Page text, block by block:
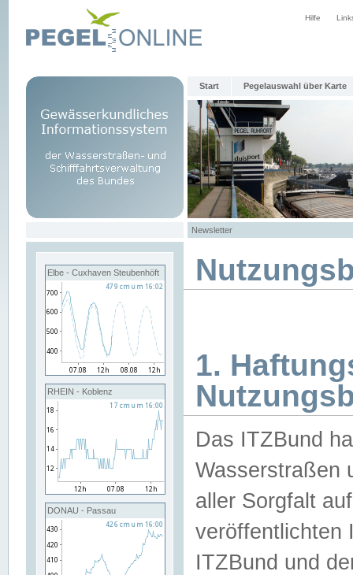
Hilfe
Start Pegelauswahl über Karte
Newsletter
Elbe - Cuxhaven Steubenhöft
RHEIN - Koblenz
DONAU - Passau
1.
Das ITZBund
Wasserstraßen
aller Sorgfalt
veröffentlichten
ITZBund und